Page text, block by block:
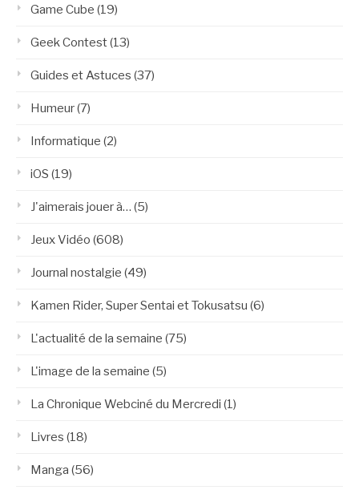
Game Cube (19)
Geek Contest(13)
Guides et Astuces (37)
Humeur(7)
Informatique (2)
iOS (19)
J'aimerais jouer à… (5)
Jeux Vidéo (608)
Journal nostalgie (49)
Kamen Rider, Super Sentai et Tokusatsu (6)
L'actualité de la semaine (75)
L'image de la semaine (5)
La Chronique Webciné du Mercredi (1)
Livres (18)
Manga (56)